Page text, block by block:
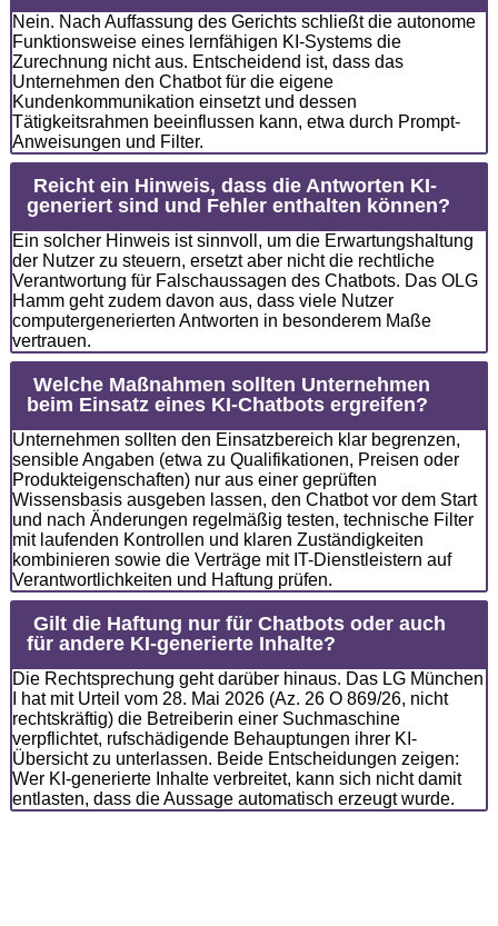
Nein. Nach Auffassung des Gerichts schließt die autonome
Funktionsweise eines lernfähigen KI-Systems die
Zurechnung nicht aus. Entscheidend ist, dass das
Unternehmen den Chatbot für die eigene
Kundenkommunikation einsetzt und dessen
Tätigkeitsrahmen beeinflussen kann, etwa durch Prompt-
Anweisungen und Filter.
Reicht ein Hinweis, dass die Antworten KI-
generiert sind und Fehler enthalten können?
Ein solcher Hinweis ist sinnvoll, um die Erwartungshaltung
der Nutzer zu steuern, ersetzt aber nicht die rechtliche
Verantwortung für Falschaussagen des Chatbots. Das OLG
Hamm geht zudem davon aus, dass viele Nutzer
computergenerierten Antworten in besonderem Maße
vertrauen.
Welche Maßnahmen sollten Unternehmen
beim Einsatz eines KI-Chatbots ergreifen?
Unternehmen sollten den Einsatzbereich klar begrenzen,
sensible Angaben (etwa zu Qualifikationen, Preisen oder
Produkteigenschaften) nur aus einer geprüften
Wissensbasis ausgeben lassen, den Chatbot vor dem Start
und nach Änderungen regelmäßig testen, technische Filter
mit laufenden Kontrollen und klaren Zuständigkeiten
kombinieren sowie die Verträge mit IT-Dienstleistern auf
Verantwortlichkeiten und Haftung prüfen.
Gilt die Haftung nur für Chatbots oder auch
für andere KI-generierte Inhalte?
Die Rechtsprechung geht darüber hinaus. Das LG München
I hat mit Urteil vom 28. Mai 2026 (Az. 26 O 869/26, nicht
rechtskräftig) die Betreiberin einer Suchmaschine
verpflichtet, rufschädigende Behauptungen ihrer KI-
Übersicht zu unterlassen. Beide Entscheidungen zeigen:
Wer KI-generierte Inhalte verbreitet, kann sich nicht damit
entlasten, dass die Aussage automatisch erzeugt wurde.